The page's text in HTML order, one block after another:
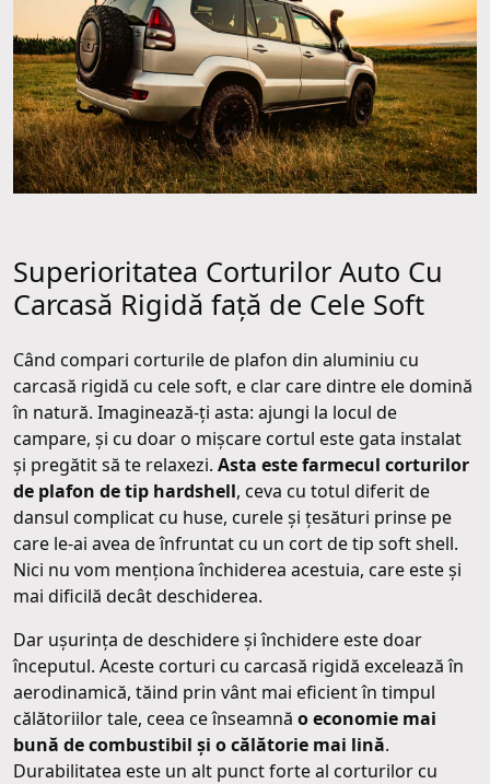
Superioritatea Corturilor Auto Cu
Carcasă Rigidă față de Cele Soft
Când compari corturile de plafon din aluminiu cu
carcasă rigidă cu cele soft, e clar care dintre ele domină
în natură. Imaginează-ți asta: ajungi la locul de
campare, și cu doar o mișcare cortul este gata instalat
și pregătit să te relaxezi. Asta este farmecul corturilor
de plafon de tip hardshell, ceva cu totul diferit de
dansul complicat cu huse, curele și țesături prinse pe
care le-ai avea de înfruntat cu un cort de tip soft shell.
Nici nu vom menționa închiderea acestuia, care este și
mai dificilă decât deschiderea.
Dar ușurința de deschidere și închidere este doar
începutul. Aceste corturi cu carcasă rigidă excelează în
aerodinamică, tăind prin vânt mai eficient în timpul
călătoriilor tale, ceea ce înseamnă o economie mai
bună de combustibil și o călătorie mai lină.
Durabilitatea este un alt punct forte al corturilor cu